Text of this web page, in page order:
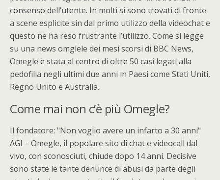
consenso dell’utente. In molti si sono trovati di fronte
a scene esplicite sin dal primo utilizzo della videochat e
questo ne ha reso frustrante l’utilizzo. Come si legge
su una news omglele dei mesi scorsi di BBC News,
Omegle è stata al centro di oltre 50 casi legati alla
pedofilia negli ultimi due anni in Paesi come Stati Uniti,
Regno Unito e Australia.
Come mai non c’è più Omegle?
Il fondatore: "Non voglio avere un infarto a 30 anni"
AGI – Omegle, il popolare sito di chat e videocall dal
vivo, con sconosciuti, chiude dopo 14 anni. Decisive
sono state le tante denunce di abusi da parte degli